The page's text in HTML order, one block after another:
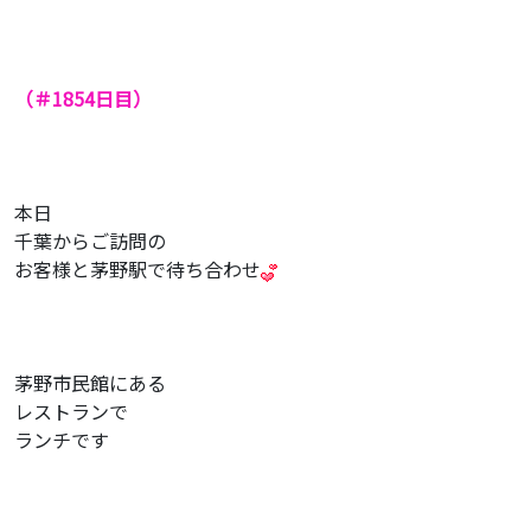
（＃1854日目）
本日
千葉からご訪問の
お客様と茅野駅で待ち合わせ
茅野市民館にある
レストランで
ランチです